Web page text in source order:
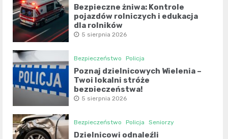
Bezpieczne żniwa: Kontrole
pojazdów rolniczych i edukacja
dla rolników
5 sierpnia 2026
Bezpieczeństwo Policja
Poznaj dzielnicowych Wielenia –
Twoi lokalni stróże
bezpieczeństwa!
5 sierpnia 2026
Bezpieczeństwo Policja Seniorzy
Dzielnicowi odnaleźli